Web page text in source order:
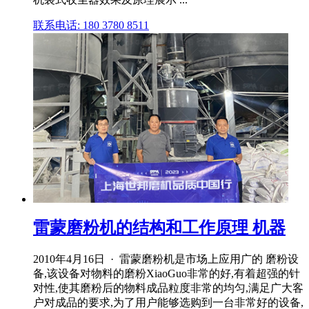
联系电话: 180 3780 8511
雷蒙磨粉机的结构和工作原理 机器
2010年4月16日 · 雷蒙磨粉机是市场上应用广的 磨粉设
备,该设备对物料的磨粉XiaoGuo非常的好,有着超强的针
对性,使其磨粉后的物料成品粒度非常的均匀,满足广大客
户对成品的要求,为了用户能够选购到一台非常好的设备,